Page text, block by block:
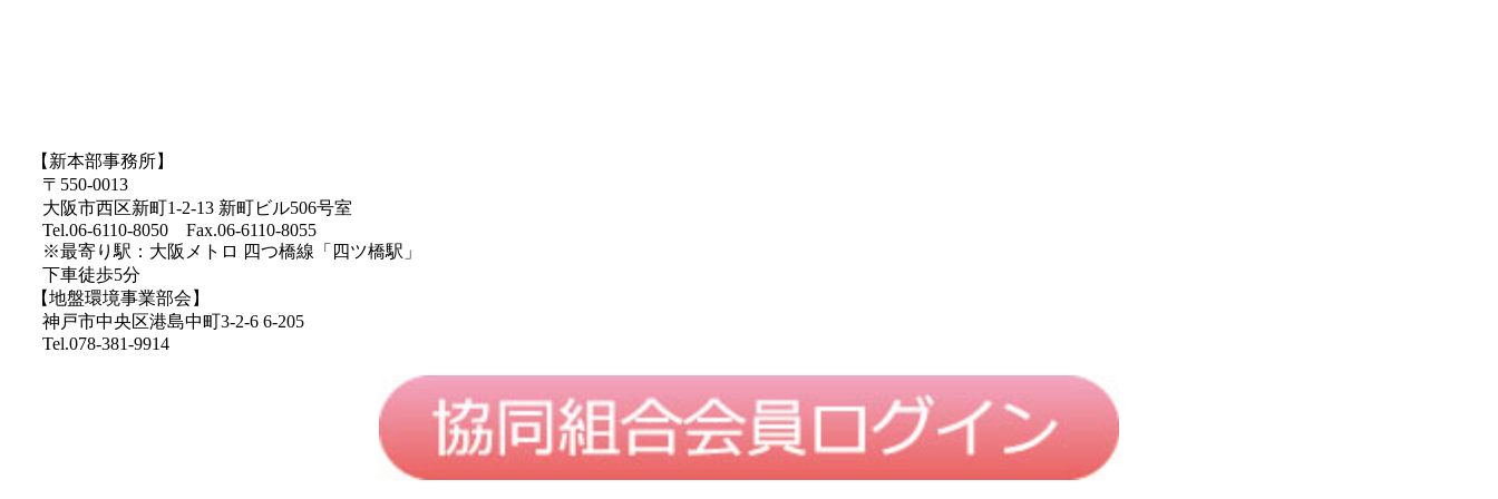
【新本部事務所】
〒550-0013
大阪市西区新町1-2-13 新町ビル506号室
Tel.06-6110-8050 Fax.06-6110-8055
※最寄り駅：大阪メトロ 四つ橋線「四ツ橋駅」
下車徒歩5分
【地盤環境事業部会】
神戸市中央区港島中町3-2-6 6-205
Tel.078-381-9914